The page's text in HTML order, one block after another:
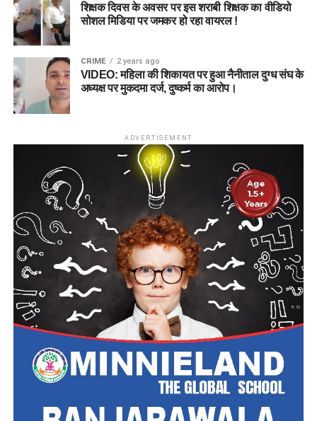
शिक्षक दिवस के अवसर पर इस शराबी शिक्षक का वीडियो
सोशल मिडिया पर जमकर हो रहा वायरल !
CRIME 2 years ago
VIDEO: महिला की शिकायत पर हुआ नैनीताल दुग्ध संघ के
अध्यक्ष पर मुकदमा दर्ज, दुष्कर्म का आरोप।
ADVERTISEMENT